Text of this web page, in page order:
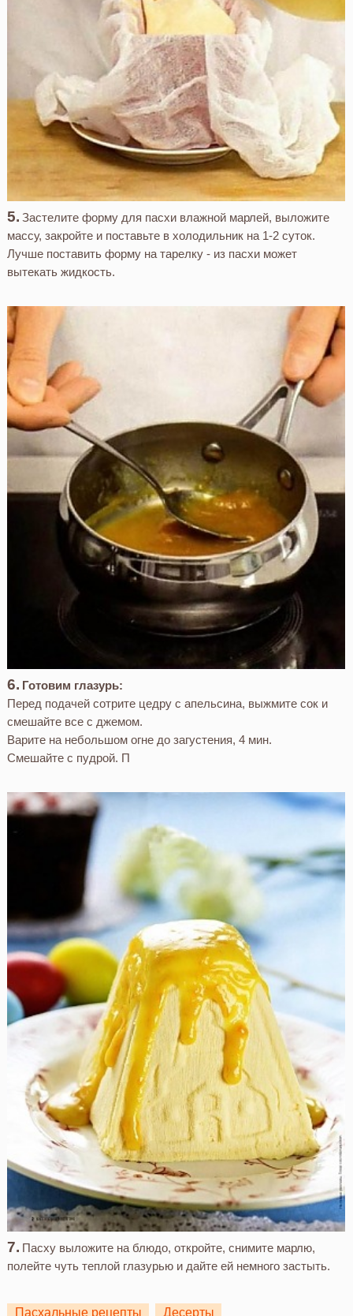
Застелите форму для пасхи влажной марлей, выложите
массу, закройте и поставьте в холодильник на 1-2 суток.
Лучше поставить форму на тарелку - из пасхи может
вытекать жидкость.
Готовим глазурь:
Перед подачей сотрите цедру с апельсина, выжмите сок и
смешайте все с джемом.
Варите на небольшом огне до загустения, 4 мин.
Смешайте с пудрой. П
Пасху выложите на блюдо, откройте, снимите марлю,
полейте чуть теплой глазурью и дайте ей немного застыть.
Пасхальные рецепты Десерты